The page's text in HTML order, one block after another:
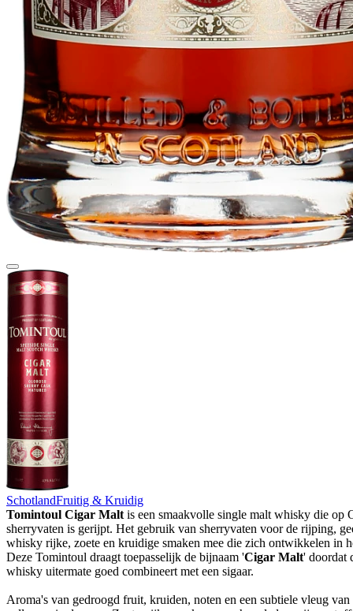
SchotlandFruitig & Kruidig
Tomintoul Cigar Malt is een smaakvolle single malt whisky die op
sherryvaten is gerijpt. Het gebruik van sherryvaten voor de rijping,
whisky rijke, zoete en kruidige smaken mee die zich ontwikkelen in
Deze Tomintoul draagt toepasselijk de bijnaam 'Cigar Malt' doordat
whisky uitermate goed combineert met een sigaar.
Aroma's van gedroogd fruit, kruiden, noten en een subtiele vleug